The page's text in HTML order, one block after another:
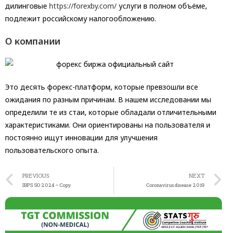
дилинговые https://forexby.com/ услуги в полном объёме,
подлежит российскому налогообложению.
О компании
Это десять форекс-платформ, которые превзошли все
ожидания по разным причинам. В нашем исследовании мы
определили те из стаи, которые обладали отличительными
характеристиками. Они ориентированы на пользователя и
постоянно ищут инновации для улучшения
пользовательского опыта.
PREVIOUS
IBPS SO 2024 – Copy
NEXT
Coronavirus disease 2019